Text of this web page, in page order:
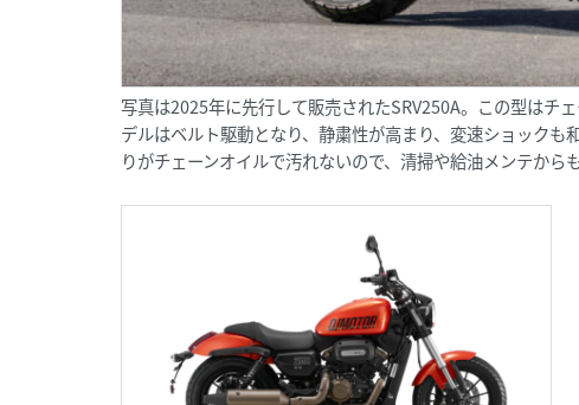
写真は2025年に先行して販売されたSRV250A。この型はチ
デルはベルト駆動となり、静粛性が高まり、変速ショック
りがチェーンオイルで汚れないので、清掃や給油メンテから